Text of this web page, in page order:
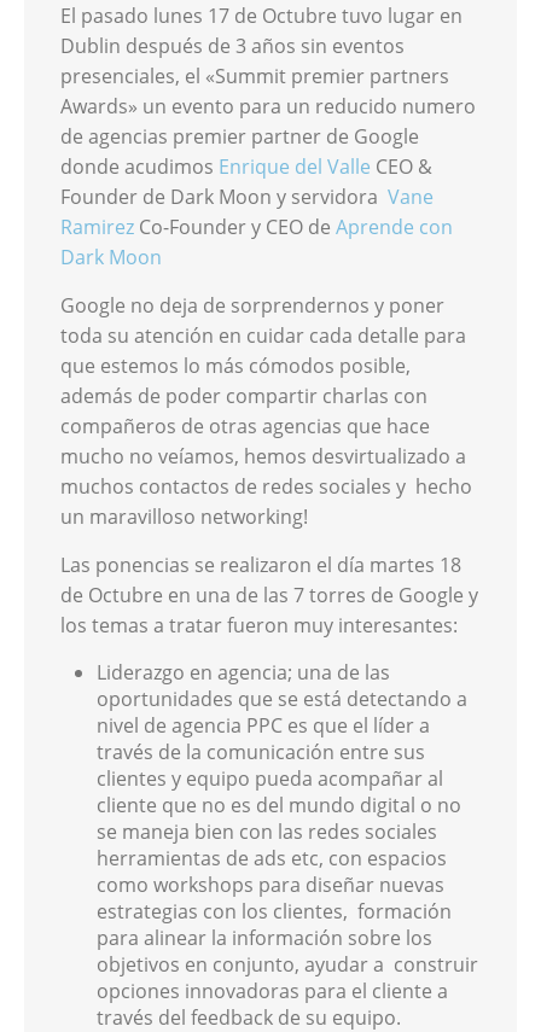
El pasado lunes 17 de Octubre tuvo lugar en
Dublin después de 3 años sin eventos
presenciales, el «Summit premier partners
Awards» un evento para un reducido numero
de agencias premier partner de Google
donde acudimos Enrique del Valle CEO &
Founder de Dark Moon y servidora Vane
Ramirez Co-Founder y CEO de Aprende con
Dark Moon
Google no deja de sorprendernos y poner
toda su atención en cuidar cada detalle para
que estemos lo más cómodos posible,
además de poder compartir charlas con
compañeros de otras agencias que hace
mucho no veíamos, hemos desvirtualizado a
muchos contactos de redes sociales y hecho
un maravilloso networking!
Las ponencias se realizaron el día martes 18
de Octubre en una de las 7 torres de Google y
los temas a tratar fueron muy interesantes:
Liderazgo en agencia; una de las
oportunidades que se está detectando a
nivel de agencia PPC es que el líder a
través de la comunicación entre sus
clientes y equipo pueda acompañar al
cliente que no es del mundo digital o no
se maneja bien con las redes sociales
herramientas de ads etc, con espacios
como workshops para diseñar nuevas
estrategias con los clientes, formación
para alinear la información sobre los
objetivos en conjunto, ayudar a construir
opciones innovadoras para el cliente a
través del feedback de su equipo.